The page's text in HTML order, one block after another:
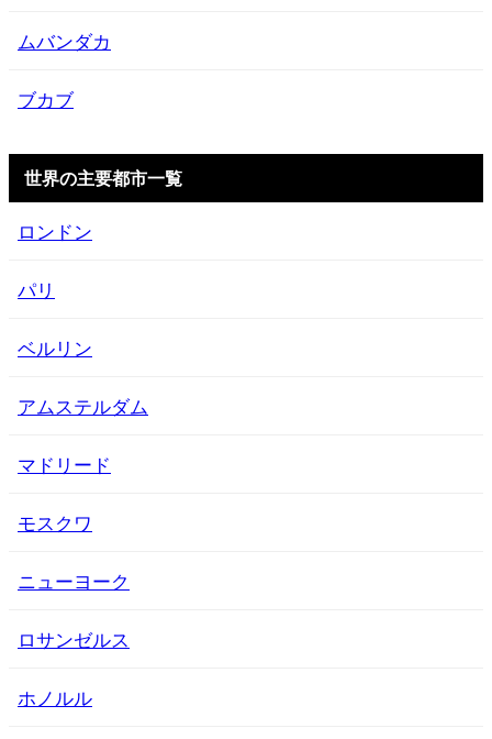
ムバンダカ
ブカブ
世界の主要都市一覧
ロンドン
パリ
ベルリン
アムステルダム
マドリード
モスクワ
ニューヨーク
ロサンゼルス
ホノルル